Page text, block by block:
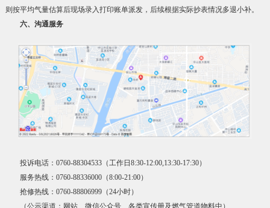
则按平均气量估算后现场录入打印账单派发，后续根据实际抄表情况多退小补。
六、沟通服务
投诉电话：0760-88304533（工作日8:30-12:00,13:30-17:30）
服务热线：0760-88336000（8:00-21:00）
抢修热线：0760-88806999（24小时）